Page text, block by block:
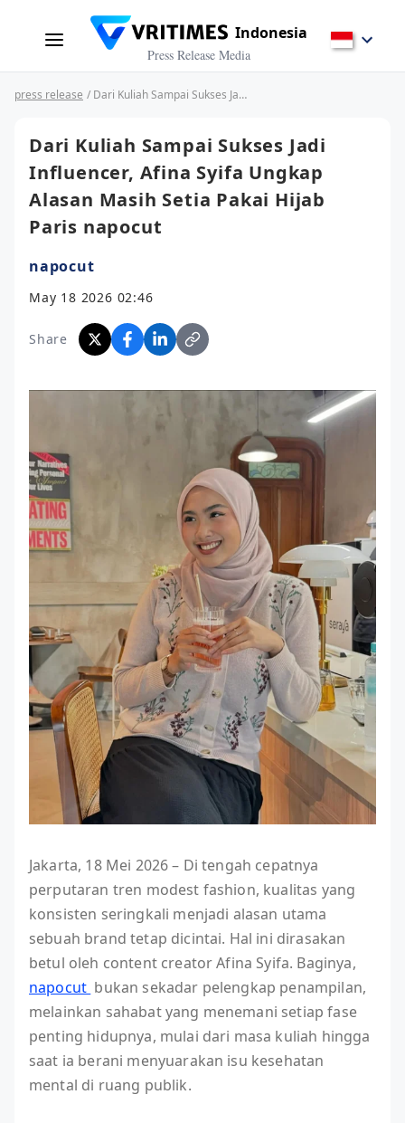
Indonesia
Press Release Media
press release / Dari Kuliah Sampai Sukses Jadi Influencer, Afina Syifa Ungkap Alasan Masih Setia Pakai Hijab Paris napocut
Dari Kuliah Sampai Sukses Jadi
Influencer, Afina Syifa Ungkap
Alasan Masih Setia Pakai Hijab
Paris napocut
napocut
May 18 2026 02:46
Share
Jakarta, 18 Mei 2026 – Di tengah cepatnya
perputaran tren modest fashion, kualitas yang
konsisten seringkali menjadi alasan utama
sebuah brand tetap dicintai. Hal ini dirasakan
betul oleh content creator Afina Syifa. Baginya,
napocut bukan sekadar pelengkap penampilan,
melainkan sahabat yang menemani setiap fase
penting hidupnya, mulai dari masa kuliah hingga
saat ia berani menyuarakan isu kesehatan
mental di ruang publik.